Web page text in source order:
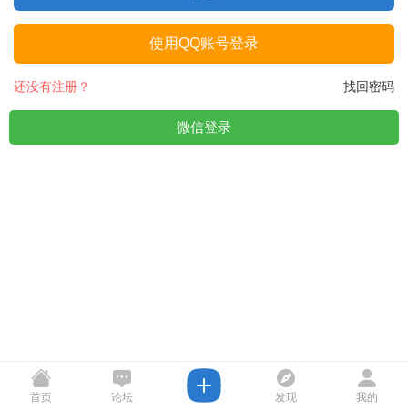
使用QQ账号登录
找回密码
还没有注册？
微信登录
首页 论坛 发现 我的